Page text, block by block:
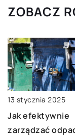
ZOBACZ
13 stycznia 2025
Jak efektywnie
zarządzać